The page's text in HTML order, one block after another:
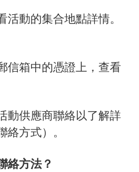
動的集合地點詳情。
信箱中的憑證上，查看
動供應商聯絡以了解詳
方式）。
絡方法？